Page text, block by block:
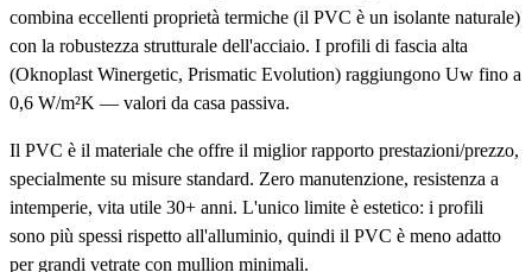
combina eccellenti proprietà termiche (il PVC è un isolante naturale)
con la robustezza strutturale dell'acciaio. I profili di fascia alta
(Oknoplast Winergetic, Prismatic Evolution) raggiungono Uw fino a
0,6 W/m²K — valori da casa passiva.
Il PVC è il materiale che offre il miglior rapporto prestazioni/prezzo,
specialmente su misure standard. Zero manutenzione, resistenza a
intemperie, vita utile 30+ anni. L'unico limite è estetico: i profili
sono più spessi rispetto all'alluminio, quindi il PVC è meno adatto
per grandi vetrate con mullion minimali.